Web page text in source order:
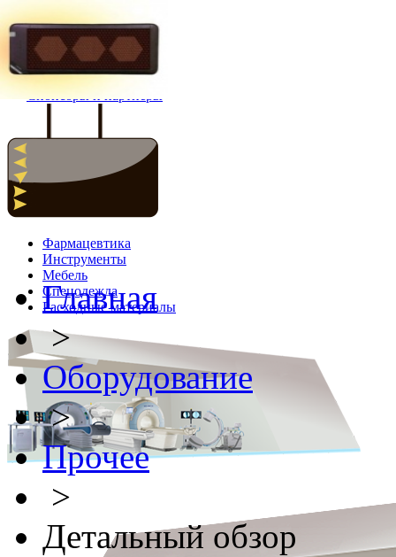
Главная
Новости
Спонсоры и партнёры
Фармацевтика
Инструменты
Мебель
Спецодежда
Расходные материалы
Главная
>
Оборудование
>
Прочее
>
Детальный обзор